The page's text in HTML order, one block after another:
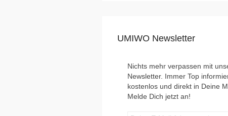
UMIWO Newsletter
Nichts mehr verpassen mit
Newsletter. Immer Top
kostenlos und direkt in Deine
Melde Dich jetzt an!